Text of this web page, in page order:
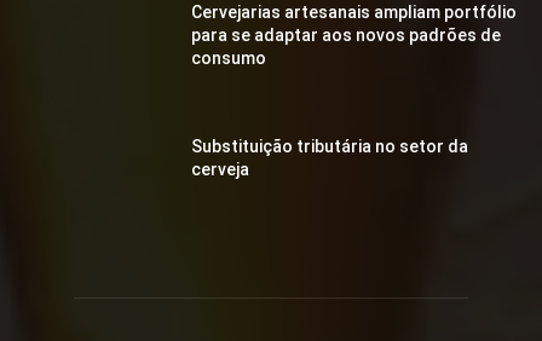
Cervejarias artesanais ampliam portfólio
para se adaptar aos novos padrões de
consumo
Substituição tributária no setor da
cerveja